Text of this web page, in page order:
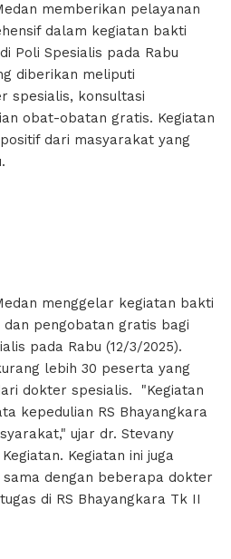
memberikan pelayanan
dalam kegiatan bakti
Poli Spesialis pada Rabu
diberikan meliputi
spesialis, konsultasi
obat-obatan gratis. Kegiatan
dari masyarakat yang
menggelar kegiatan bakti
pengobatan gratis bagi
pada Rabu (12/3/2025).
lebih 30 peserta yang
dokter spesialis. "Kegiatan
kepedulian RS Bhayangkara
ujar dr. Stevany
Kegiatan ini juga
dengan beberapa dokter
di RS Bhayangkara Tk II